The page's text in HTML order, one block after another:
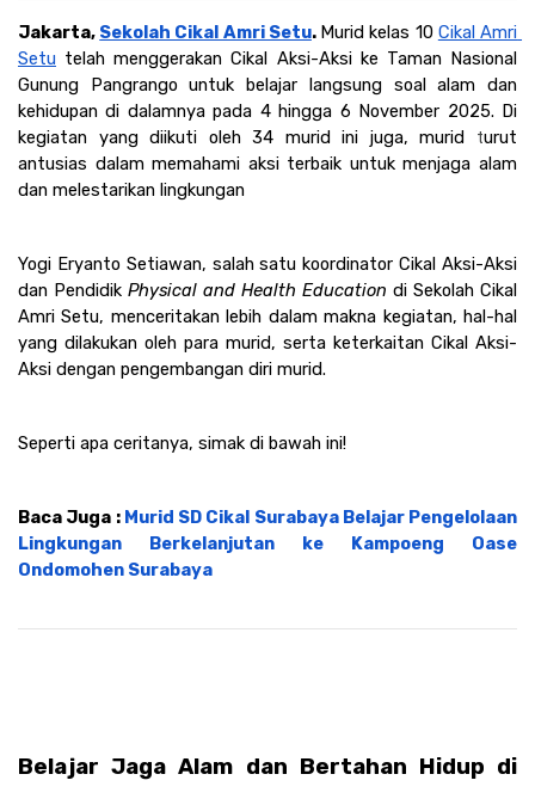
Jakarta, Sekolah Cikal Amri Setu. Murid kelas 10 Cikal Amri
Setu telah menggerakan Cikal Aksi-Aksi ke Taman Nasional
Gunung Pangrango untuk belajar langsung soal alam dan
kehidupan di dalamnya pada 4 hingga 6 November 2025. Di
kegiatan yang diikuti oleh 34 murid ini juga, murid
turut
antusias dalam memahami aksi terbaik untuk menjaga alam
dan melestarikan lingkungan
Yogi Eryanto Setiawan, salah satu koordinator Cikal Aksi-Aksi
dan Pendidik Physical and Health Education di Sekolah Cikal
Amri Setu, menceritakan lebih dalam makna kegiatan, hal-hal
yang dilakukan oleh para murid, serta keterkaitan Cikal Aksi-
Aksi dengan pengembangan diri murid.
Seperti apa ceritanya, simak di bawah ini!
Baca Juga : Murid SD Cikal Surabaya Belajar Pengelolaan
Lingkungan Berkelanjutan ke Kampoeng Oase
Ondomohen Surabaya
Belajar Jaga Alam dan Bertahan Hidup di